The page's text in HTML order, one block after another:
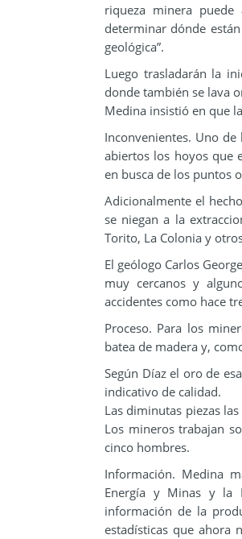
riqueza minera
determinar dónde
geológica”.
Luego trasladarán la
donde también se lava
Medina insistió en que
Inconvenientes. Uno
abiertos los hoyos que
en busca de los puntos
Adicionalmente el
se niegan a la
Torito, La Colonia y
El geólogo Carlos
muy cercanos y
accidentes como hace
Proceso. Para los
batea de madera y,
Según Díaz el oro de
indicativo de calidad.
Las diminutas piezas
Los mineros trabajan
cinco hombres.
Información. Medina
Energía y Minas y la
información de la
estadísticas que ahora